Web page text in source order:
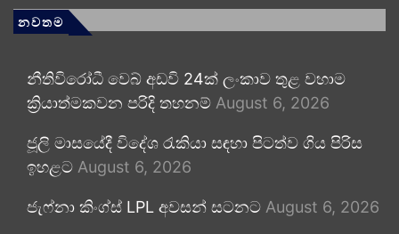
නවතම
නීතිවිරෝධී වෙබ් අඩවි 24ක් ලංකාව තුළ වහාම
ක්‍රියාත්මකවන පරිදි තහනම් August 6, 2026
ජූලි මාසයේදී විදේශ රැකියා සඳහා පිටත්ව ගිය පිරිස
ඉහළට August 6, 2026
ජැෆ්නා කිංග්ස් LPL අවසන් සටනට August 6, 2026